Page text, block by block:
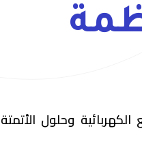
الكهربائية وحلول الأتمتة